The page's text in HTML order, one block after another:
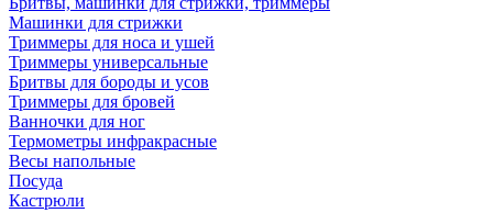
Машинки для стрижки
Триммеры для носа и ушей
Триммеры универсальные
Бритвы для бороды и усов
Триммеры для бровей
Ванночки для ног
Термометры инфракрасные
Весы напольные
Посуда
Кастрюли